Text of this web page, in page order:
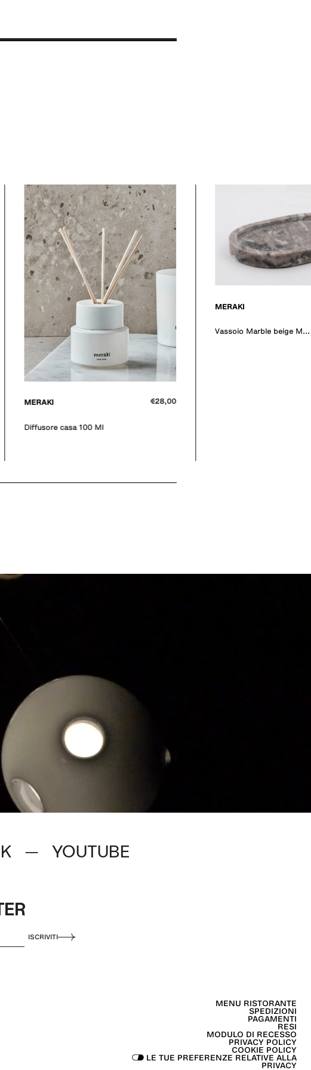
MERAKI
Vassoio Marble beige M...
— YOUTUBE
ISCRIVITI
MENU RISTORANTE
SPEDIZIONI
PAGAMENTI
RESI
MODULO DI RECESSO
PRIVACY POLICY
COOKIE POLICY
LE TUE PREFERENZE RELATIVE ALLA
PRIVACY